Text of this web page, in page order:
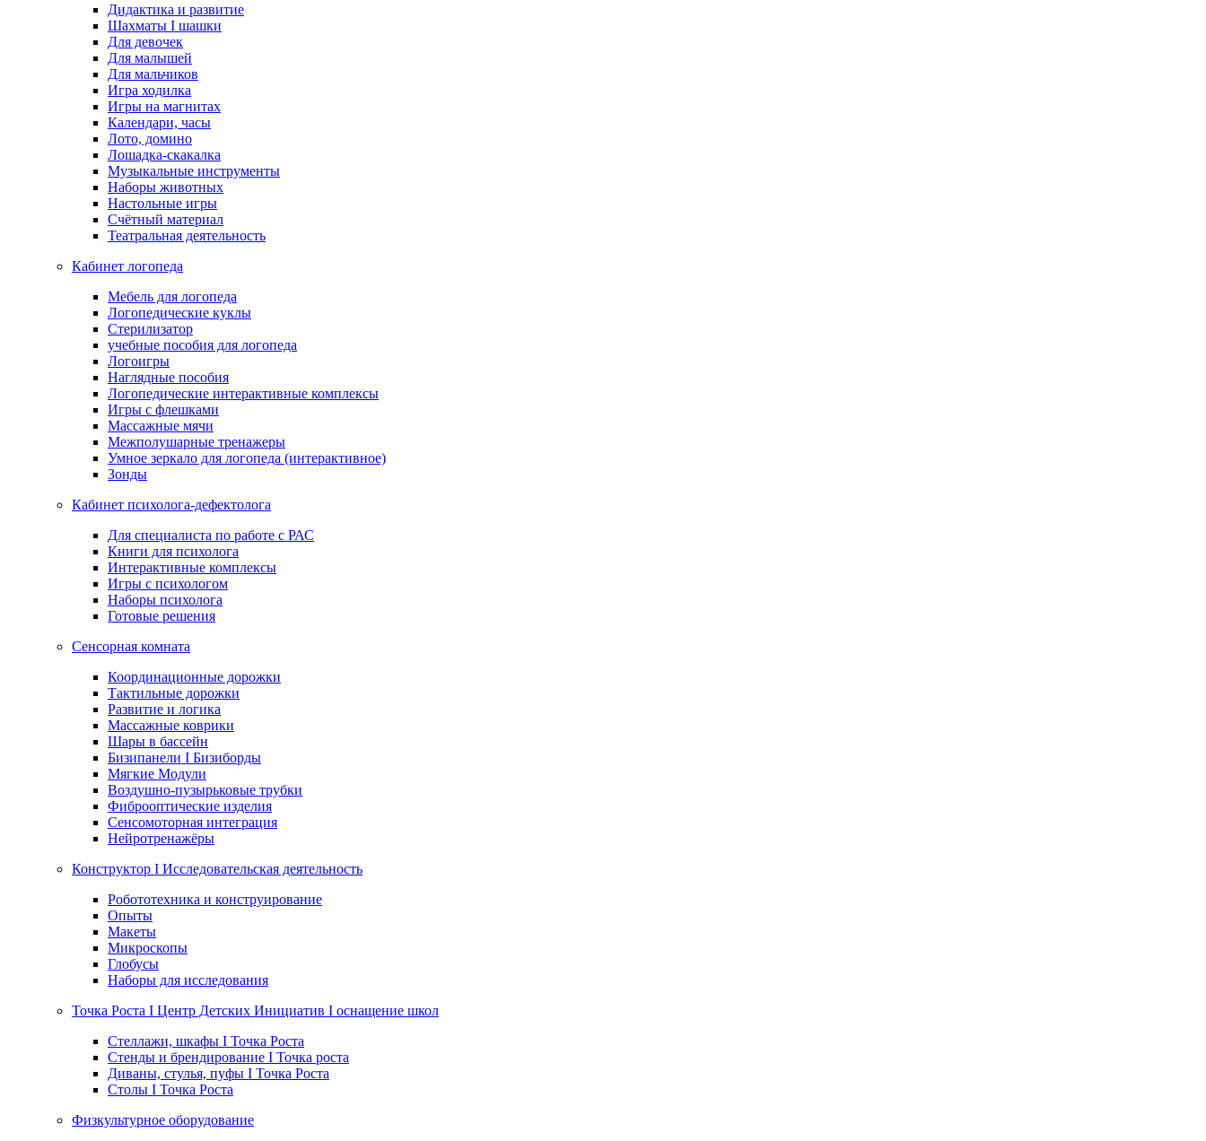
Дидактика и развитие
Шахматы I шашки
Для девочек
Для малышей
Для мальчиков
Игра ходилка
Игры на магнитах
Календари, часы
Лото, домино
Лошадка-скакалка
Музыкальные инструменты
Наборы животных
Настольные игры
Счётный материал
Театральная деятельность
Кабинет логопеда
Мебель для логопеда
Логопедические куклы
Стерилизатор
учебные пособия для логопеда
Логоигры
Наглядные пособия
Логопедические интерактивные комплексы
Игры с флешками
Массажные мячи
Межполушарные тренажеры
Умное зеркало для логопеда (интерактивное)
Зонды
Кабинет психолога-дефектолога
Для специалиста по работе с РАС
Книги для психолога
Интерактивные комплексы
Игры с психологом
Наборы психолога
Готовые решения
Сенсорная комната
Координационные дорожки
Тактильные дорожки
Развитие и логика
Массажные коврики
Шары в бассейн
Бизипанели I Бизиборды
Мягкие Модули
Воздушно-пузырьковые трубки
Фиброоптические изделия
Сенсомоторная интеграция
Нейротренажёры
Конструктор I Исследовательская деятельность
Робототехника и конструирование
Опыты
Макеты
Микроскопы
Глобусы
Наборы для исследования
Точка Роста I Центр Детских Инициатив I оснащение школ
Стеллажи, шкафы I Точка Роста
Стенды и брендирование I Точка роста
Диваны, стулья, пуфы I Точка Роста
Столы I Точка Роста
Физкультурное оборудование